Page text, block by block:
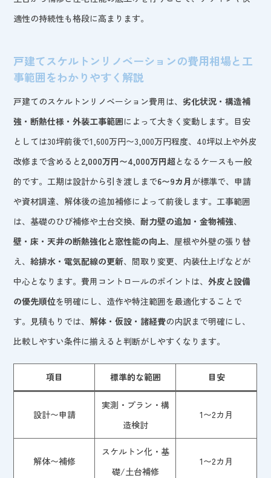
適性の持続性も格段に高まります。
戸建てスケルトンリノベーションの費用相場と工
事範囲をわかりやすく解説
戸建てのスケルトンリノベーション費用は、劣化状況・構造補
強・断熱仕様・外装工事範囲によって大きく変動します。目安
としては30坪前後で1,600万円〜3,000万円程度、40坪以上や外皮
改修まで含めると 2,000万円〜4,000万円超となるケースも一般
的です。工期は設計から引き渡しまで6〜9カ月 が標準で、申請
や資材調達、解体後の追加補修によって前後します。工事範囲
は、基礎のひび補修や土台交換、耐力壁の追加・金物補強、
壁・床・天井の断熱強化と窓性能の向上、屋根や外壁の張り替
え、給排水・電気配線の更新、間取り変更、内装仕上げなどが
中心となります。費用コントロールのポイントは、外皮と設備
の優先順位を明確にし、造作や特注範囲を最適化することで
す。見積もりでは、解体・仮設・諸経費の内訳まで明確にし、
比較しやすい条件に揃えると判断がしやすくなります。
項目 標準的な範囲 目安
設計〜申請
実測・プラン・構
造検討
1〜2カ月
解体〜補修
スケルトン化・基
礎/土台補修
1〜2カ月